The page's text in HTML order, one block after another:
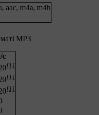
, aac, m4a, m4b
МР3
с
[1]
[1]
[1]